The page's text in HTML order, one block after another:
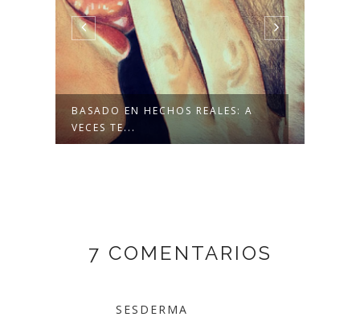
BASADO EN HECHOS REALES: A
VECES TE...
7 COMENTARIOS
SESDERMA